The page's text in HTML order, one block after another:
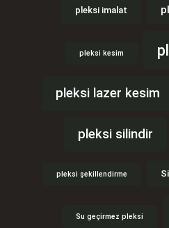
pleksi imalat
pleksi kesim
pleksi lazer kesim
pleksi silindir
pleksi şekillendirme
Su geçirmez pleksi